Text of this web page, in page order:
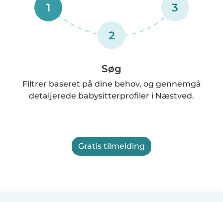
1
2
3
Søg
Filtrer baseret på dine behov, og gennemgå
detaljerede babysitterprofiler i Næstved.
Gratis tilmelding